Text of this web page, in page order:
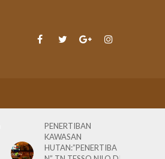
PENERTIBAN
KAWASAN
HUTAN:”PENERTIBA